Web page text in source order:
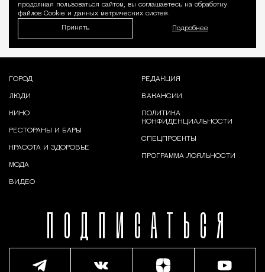
продолжая пользоваться сайтом, вы соглашаетесь на обработку
файлов Cookie и данных метрических систем.
Принять Подробнее
ПОДПИСАТЬСЯ
ГОРОД
ЛЮДИ
КИНО
РЕСТОРАНЫ И БАРЫ
КРАСОТА И ЗДОРОВЬЕ
МОДА
ВИДЕО
РЕДАКЦИЯ
ВАКАНСИИ
ПОЛИТИКА
КОНФИДЕНЦИАЛЬНОСТИ
СПЕЦПРОЕКТЫ
ПРОГРАММА ЛОЯЛЬНОСТИ